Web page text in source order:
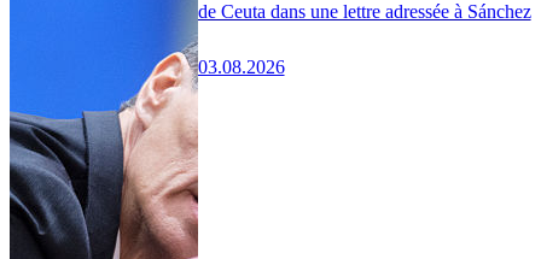
de Ceuta dans une lettre adressée à Sánchez
03.08.2026